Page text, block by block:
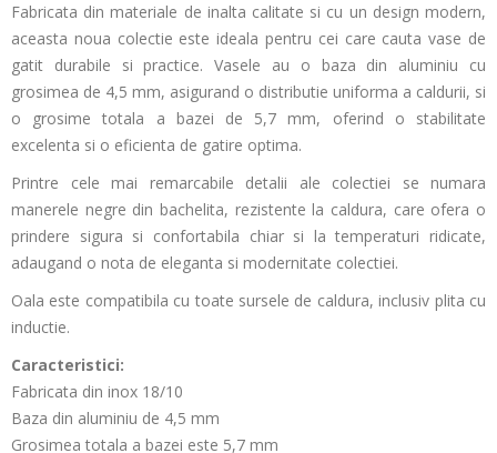
Fabricata din materiale de inalta calitate si cu un design modern,
aceasta noua colectie este ideala pentru cei care cauta vase de
gatit durabile si practice. Vasele au o baza din aluminiu cu
grosimea de 4,5 mm, asigurand o distributie uniforma a caldurii, si
o grosime totala a bazei de 5,7 mm, oferind o stabilitate
excelenta si o eficienta de gatire optima.
Printre cele mai remarcabile detalii ale colectiei se numara
manerele negre din bachelita, rezistente la caldura, care ofera o
prindere sigura si confortabila chiar si la temperaturi ridicate,
adaugand o nota de eleganta si modernitate colectiei.
Oala este compatibila cu toate sursele de caldura, inclusiv plita cu
inductie.
Caracteristici:
Fabricata din inox 18/10
Baza din aluminiu de 4,5 mm
Grosimea totala a bazei este 5,7 mm